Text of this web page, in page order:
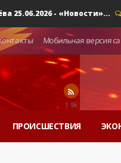
- «Новости»... 0
Мобильная версия
1.9k
ПРОИСШЕСТВИЯ